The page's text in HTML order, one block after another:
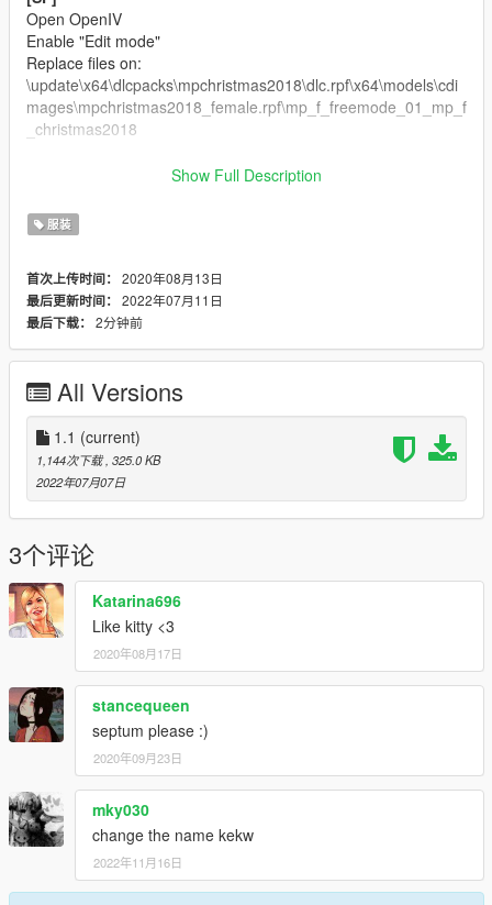
Open OpenIV
Enable "Edit mode"
Replace files on:
\update\x64\dlcpacks\mpchristmas2018\dlc.rpf\x64\models\cdi
mages\mpchristmas2018_female.rpf\mp_f_freemode_01_mp_f
_christmas2018
Credits:
Sims 4 Male Hair Model by
If you want more about ApolloStore, just get in touch.
Join on our Discord
Show Full Description
服装
首次上传时间： 2020年08月13日
最后更新时间： 2022年07月11日
最后下载： 2分钟前
All Versions
1.1 (current)
1,144次下载 , 325.0 KB
2022年07月07日
3个评论
Katarina696
Like kitty <3
2020年08月17日
stancequeen
septum please :)
2020年09月23日
mky030
change the name kekw
2022年11月16日